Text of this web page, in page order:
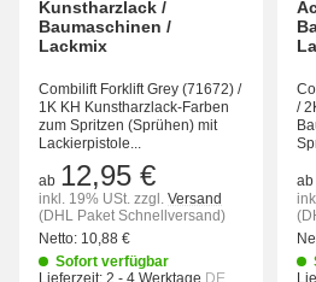
Kunstharzlack /
Baumaschinen /
Lackmix
Combilift Forklift Grey (71672) /
1K KH Kunstharzlack-Farben
zum Spritzen (Sprühen) mit
Lackierpistole...
ab 12,95 €
inkl. 19% USt. zzgl. Versand
(DHL Paket Schnellversand)
Netto: 10,88 €
Sofort verfügbar
Lieferzeit: 2 - 4 Werktage DE
/
ab